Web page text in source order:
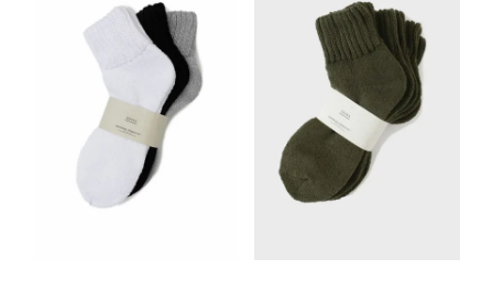
1LDK STAND